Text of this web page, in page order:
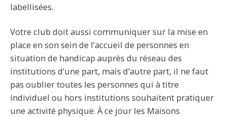
labellisées.
Votre club doit aussi communiquer sur la mise en
place en son sein de l’accueil de personnes en
situation de handicap auprès du réseau des
institutions d’une part, mais d’autre part, il ne faut
pas oublier toutes les personnes qui à titre
individuel ou hors institutions souhaitent pratiquer
une activité physique. À ce jour les Maisons